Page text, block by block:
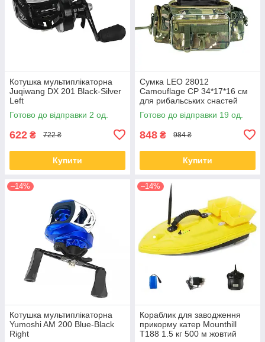
Котушка мультиплікаторна
Juqiwang DX 201 Black-Silver
Left
Готово до відправки 2 од.
622 ₴ 722 ₴
Купити
Сумка LEO 28012
Camouflage CP 34*17*16 см
для рибальських снастей
Готово до відправки 19 од.
848 ₴ 984 ₴
Купити
–14%
Котушка мультиплікаторна
Yumoshi AM 200 Blue-Black
Right
–14%
Кораблик для заводження
прикорму катер Mounthill
T188 1.5 кг 500 м жовтий